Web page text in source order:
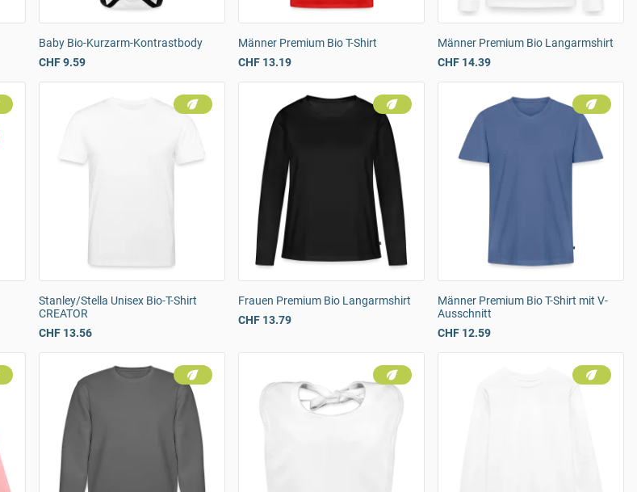
Baby Bio-Kurzarm-Kontrastbody
CHF 9.59
Männer Premium Bio T-Shirt
CHF 13.19
Männer Premium Bio Langarmshirt
CHF 14.39
Stanley/Stella Unisex Bio-T-Shirt
CREATOR
CHF 13.56
Frauen Premium Bio Langarmshirt
CHF 13.79
Männer Premium Bio T-Shirt mit V-
Ausschnitt
CHF 12.59